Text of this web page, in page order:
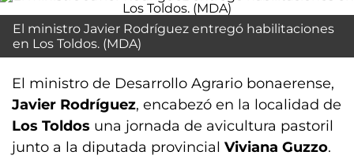
El ministro Javier Rodríguez entregó habilitaciones
en Los Toldos. (MDA)
El ministro de Desarrollo Agrario bonaerense,
Javier Rodríguez, encabezó en la localidad de
Los Toldos una jornada de avicultura pastoril
junto a la diputada provincial Viviana Guzzo.